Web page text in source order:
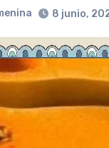
8 junio,